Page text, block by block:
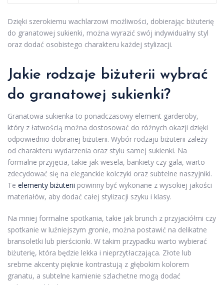
Dzięki szerokiemu wachlarzowi możliwości, dobierając biżuterię
do granatowej sukienki, można wyrazić swój indywidualny styl
oraz dodać osobistego charakteru każdej stylizacji.
Jakie rodzaje biżuterii wybrać
do granatowej sukienki?
Granatowa sukienka to ponadczasowy element garderoby,
który z łatwością można dostosować do różnych okazji dzięki
odpowiednio dobranej biżuterii. Wybór rodzaju biżuterii zależy
od charakteru wydarzenia oraz stylu samej sukienki. Na
formalne przyjęcia, takie jak wesela, bankiety czy gala, warto
zdecydować się na eleganckie kolczyki oraz subtelne naszyjniki.
Te elementy biżuterii powinny być wykonane z wysokiej jakości
materiałów, aby dodać całej stylizacji szyku i klasy.
Na mniej formalne spotkania, takie jak brunch z przyjaciółmi czy
spotkanie w luźniejszym gronie, można postawić na delikatne
bransoletki lub pierścionki. W takim przypadku warto wybierać
biżuterię, która będzie lekka i nieprzytłaczająca. Złote lub
srebrne akcenty pięknie kontrastują z głębokim kolorem
granatu, a subtelne kamienie szlachetne mogą dodać